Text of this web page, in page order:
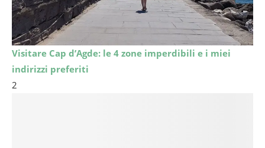
Visitare Cap d’Agde: le 4 zone imperdibili e i miei
indirizzi preferiti
2